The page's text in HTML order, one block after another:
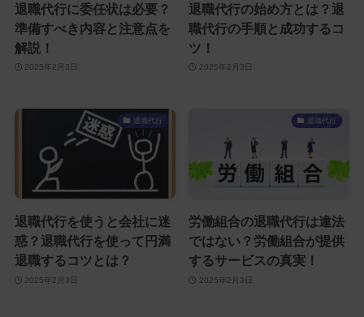
退職代行に委任状は必要？
準備すべき内容と注意点を
解説！
2025年2月3日
退職代行の始め方とは？退
職代行の手順と成功するコ
ツ！
2025年2月3日
退職代行
退職代行を使うと会社に迷
惑？退職代行を使って円満
退職するコツとは？
2025年2月3日
退職代行
労働組合の退職代行は違法
ではない？労働組合が提供
するサービスの真実！
2025年2月3日